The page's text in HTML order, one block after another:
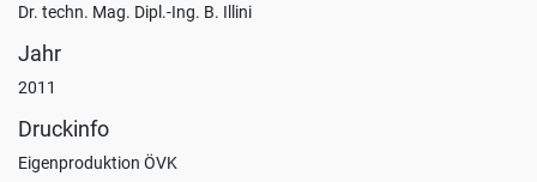
Klick
"Alle
akzeptieren"
Sie
sich
Dr. techn. Mag. Dipl.-Ing. B. Illini
Jahr
2011
Druckinfo
Eigenproduktion ÖVK